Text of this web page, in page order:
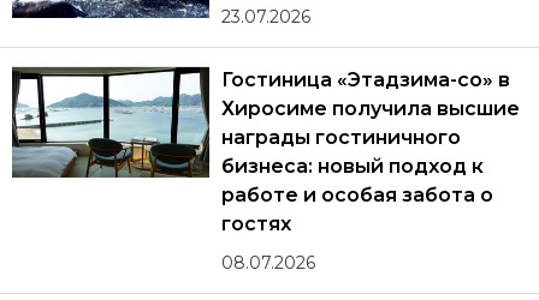
23.07.2026
Гостиница «Этадзима-со» в
Хиросиме получила высшие
награды гостиничного
бизнеса: новый подход к
работе и особая забота о
гостях
08.07.2026